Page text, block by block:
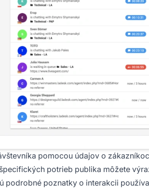
pomocou údajov o
potrieb publika môžete
podrobné poznatky o interakcii